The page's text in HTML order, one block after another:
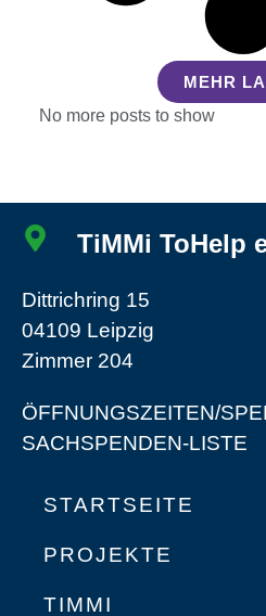
MEHR
No more posts to show
TiMMi ToHelp
Dittrichring 15
04109 Leipzig
Zimmer 204
ÖFFNUNGSZEITEN/
SACHSPENDEN-LISTE
STARTSEITE
PROJEKTE
TIMMI